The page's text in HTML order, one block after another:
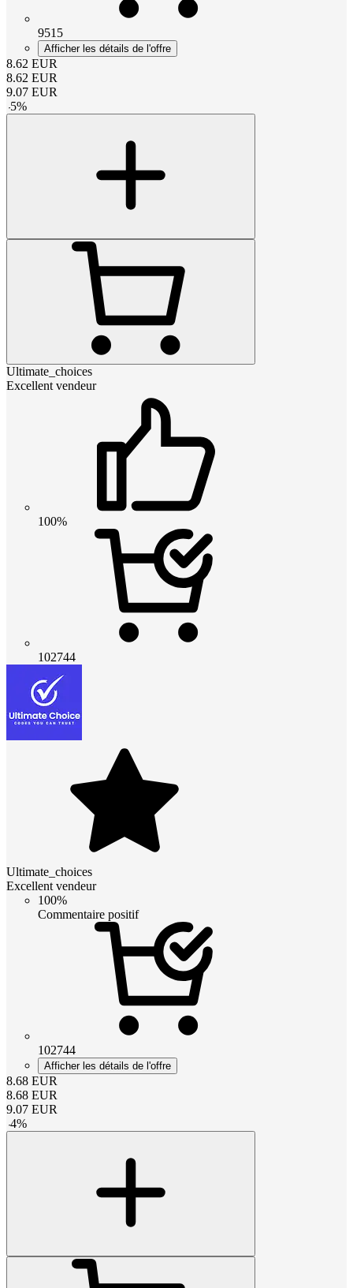
9515
Afficher les détails de l'offre
8.62 EUR
8.62 EUR
9.07 EUR
-5%
Ultimate_choices
Excellent vendeur
100%
102744
Ultimate_choices
Excellent vendeur
100%
Commentaire positif
102744
Afficher les détails de l'offre
8.68 EUR
8.68 EUR
9.07 EUR
-4%